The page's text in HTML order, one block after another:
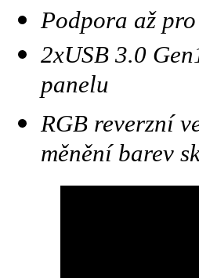
Podpora až
2xUSB 3.0
panelu
RGB reverzní
měnění barev